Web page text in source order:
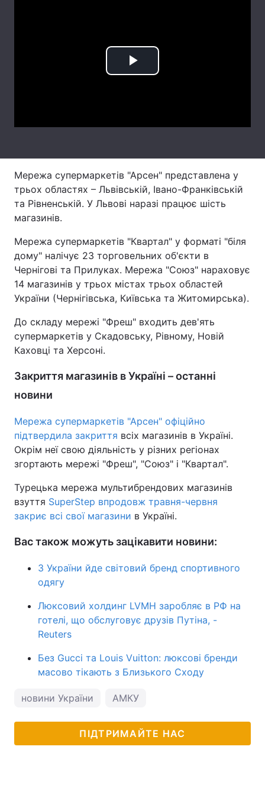
Послуги
Тема оформлення
Play
Мережа супермаркетів "Арсен" представлена у
трьох областях – Львівській, Івано-Франківській
та Рівненській. У Львові наразі працює шість
магазинів.
Мережа супермаркетів "Квартал" у форматі "біля
дому" налічує 23 торговельних об'єкти в
Чернігові та Прилуках. Мережа "Союз" нараховує
14 магазинів у трьох містах трьох областей
України (Чернігівська, Київська та Житомирська).
До складу мережі "Фреш" входить дев'ять
супермаркетів у Скадовську, Рівному, Новій
Каховці та Херсоні.
Закриття магазинів в Україні – останні
новини
Мережа супермаркетів "Арсен" офіційно
підтвердила закриття всіх магазинів в Україні.
Окрім неї свою діяльність у різних регіонах
згортають мережі "Фреш", "Союз" і "Квартал".
Турецька мережа мультибрендових магазинів
взуття SuperStep впродовж травня-червня
закриє всі свої магазини в Україні.
Вас також можуть зацікавити новини:
З України йде світовий бренд спортивного
одягу
Люксовий холдинг LVMH заробляє в РФ на
готелі, що обслуговує друзів Путіна, -
Reuters
Без Gucci та Louis Vuitton: люксові бренди
масово тікають з Близького Сходу
новини України АМКУ
ПІДТРИМАЙТЕ НАС